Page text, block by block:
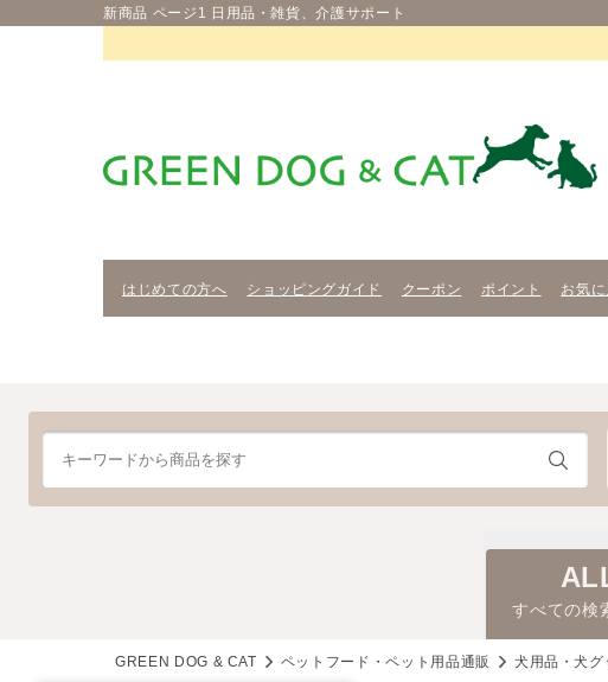
新商品 ページ1 日用品・雑貨、介護サポート
はじめての方へ ショッピングガイド クーポン ポイント お気
すべての検
GREEN DOG & CAT ペットフード・ペット用品通販 犬用品・犬グ